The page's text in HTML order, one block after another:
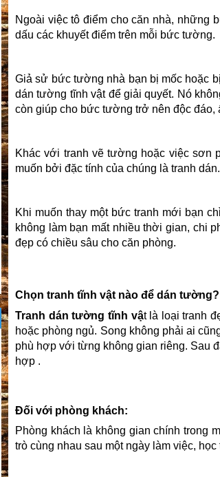
Ngoài việc tô điểm cho căn nhà, những
dấu các khuyết điểm trên mỗi bức tường.
Giả sử bức tường nhà bạn bị mốc hoặc
dán tường tĩnh vật để giải quyết. Nó
còn giúp cho bức tường trở nên độc đáo,
Khác với tranh vẽ tường hoặc việc sơn
muốn bởi đặc tính của chúng là tranh dán.
Khi muốn thay một bức tranh mới bạn
không làm bạn mất nhiều thời gian, chi
đẹp có chiều sâu cho căn phòng.
Chọn tranh tĩnh vật nào để dán tường?
Tranh dán tường tĩnh vật là loại tranh
hoặc phòng ngủ. Song không phải ai
phù hợp với từng không gian riêng. Sau
hợp .
Đối với phòng khách:
Phòng khách là không gian chính trong
trò cùng nhau sau một ngày làm việc, học